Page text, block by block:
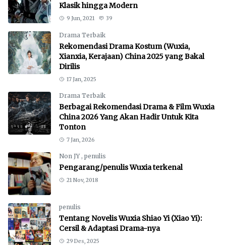
Klasik hingga Modern
9 Jun, 2021 39
Drama Terbaik
Rekomendasi Drama Kostum (Wuxia,
Xianxia, Kerajaan) China 2025 yang Bakal
Dirilis
17 Jan, 2025
Drama Terbaik
Berbagai Rekomendasi Drama & Film Wuxia
China 2026 Yang Akan Hadir Untuk Kita
Tonton
7 Jan, 2026
Non JY , penulis
Pengarang/penulis Wuxia terkenal
21 Nov, 2018
penulis
Tentang Novelis Wuxia Shiao Yi (Xiao Yi):
Cersil & Adaptasi Drama-nya
29 Des, 2025